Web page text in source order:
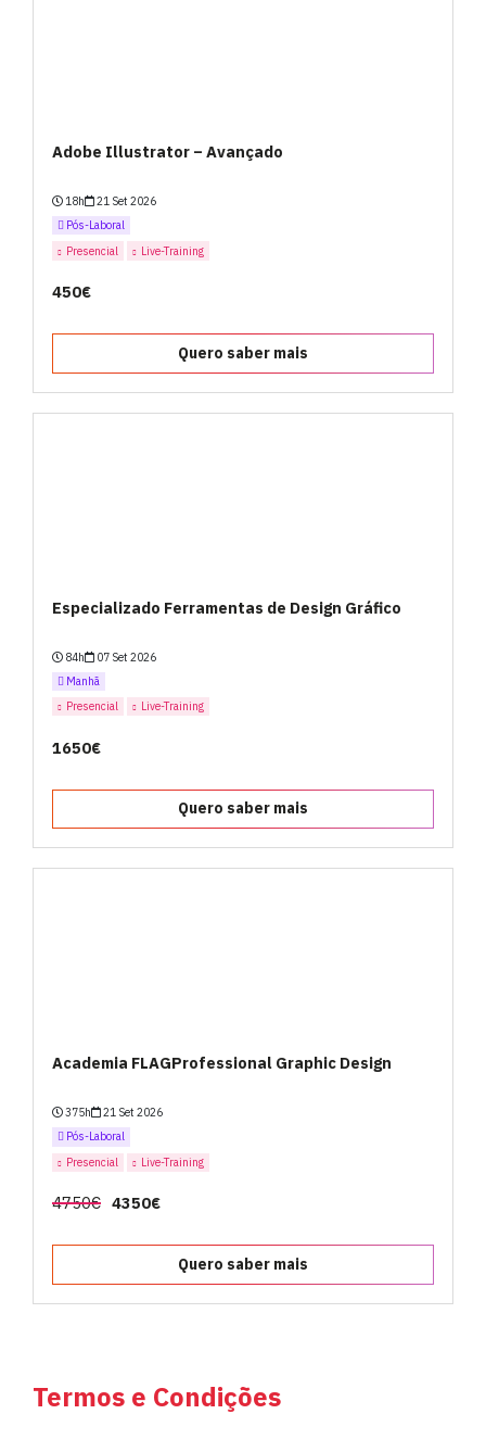
Adobe Illustrator – Avançado
18h
21 Set 2026
Pós-Laboral
Presencial
Live-Training
450€
Quero saber mais
Especializado Ferramentas de Design Gráfico
84h
07 Set 2026
Manhã
Presencial
Live-Training
1650€
Quero saber mais
Academia FLAGProfessional Graphic Design
375h
21 Set 2026
Pós-Laboral
Presencial
Live-Training
4750€ 4350€
Quero saber mais
Termos e Condições